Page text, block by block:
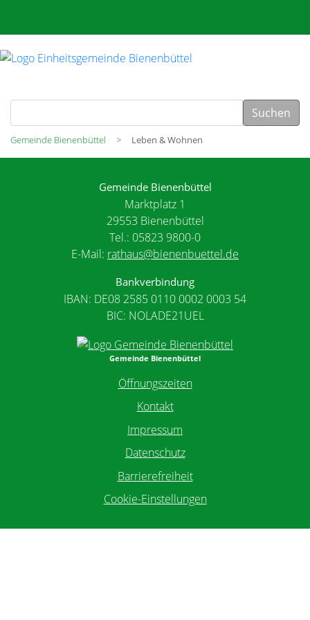
Suchen
Gemeinde Bienenbüttel Leben & Wohnen
Gemeinde Bienenbüttel
Marktplatz 1
29553 Bienenbüttel
Tel.: 05823 9800-0
E-Mail: rathaus@bienenbuettel.de
Bankverbindung
IBAN: DE08 2585 0110 0002 0003 54
BIC: NOLADE21UEL
Gemeinde Bienenbüttel
Öffnungszeiten
Kontakt
Impressum
Datenschutz
Barrierefreiheit
Cookie-Einstellungen